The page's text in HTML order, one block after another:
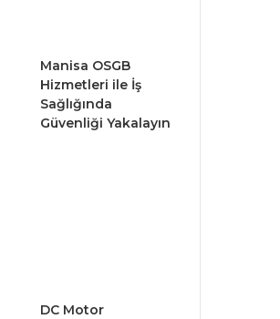
Manisa OSGB
Hizmetleri ile İş
Sağlığında
Güvenliği Yakalayın
DC Motor